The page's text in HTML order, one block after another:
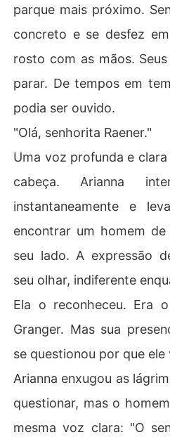
parque mais próximo.
concreto e se desfez
rosto com as mãos.
parar. De tempos em
podia ser ouvido.
"Olá, senhorita Raener."
Uma voz profunda e
cabeça. Arianna
instantaneamente e
encontrar um homem
seu lado. A expressão
seu olhar, indiferente
Ela o reconheceu. Era
Granger. Mas sua
se questionou por que
Arianna enxugou as
questionar, mas o
mesma voz clara: "O